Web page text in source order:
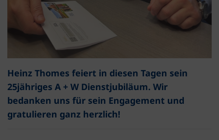
Heinz Thomes feiert in diesen Tagen sein
25jähriges A + W Dienstjubiläum. Wir
bedanken uns für sein Engagement und
gratulieren ganz herzlich!